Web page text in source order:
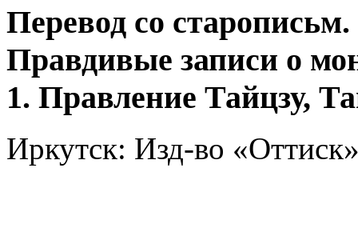
Перевод со
Правдивые записи о
1. Правление Тайцзу,
Иркутск: Изд-во